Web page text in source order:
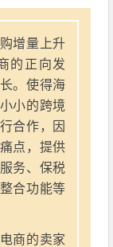
增量上升
的正向发
。使得海
小的跨境
合作，因
点，提供
务、保税
合功能等
商的卖家